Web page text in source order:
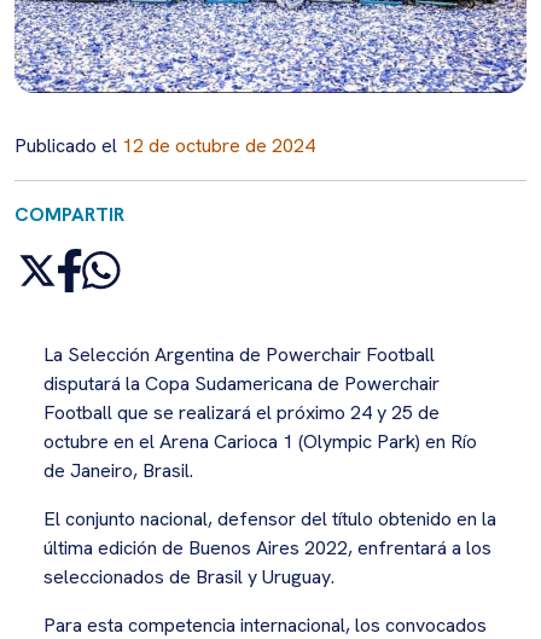
Publicado el 12 de octubre de 2024
COMPARTIR
La Selección Argentina de Powerchair Football
disputará la Copa Sudamericana de Powerchair
Football que se realizará el próximo 24 y 25 de
octubre en el Arena Carioca 1 (Olympic Park) en Río
de Janeiro, Brasil.
El conjunto nacional, defensor del título obtenido en la
última edición de Buenos Aires 2022, enfrentará a los
seleccionados de Brasil y Uruguay.
Para esta competencia internacional, los convocados